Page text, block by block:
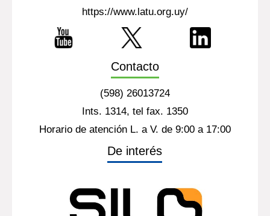
https://www.latu.org.uy/
Contacto
(598) 26013724
Ints. 1314, tel fax. 1350
Horario de atención L. a V. de 9:00 a 17:00
De interés